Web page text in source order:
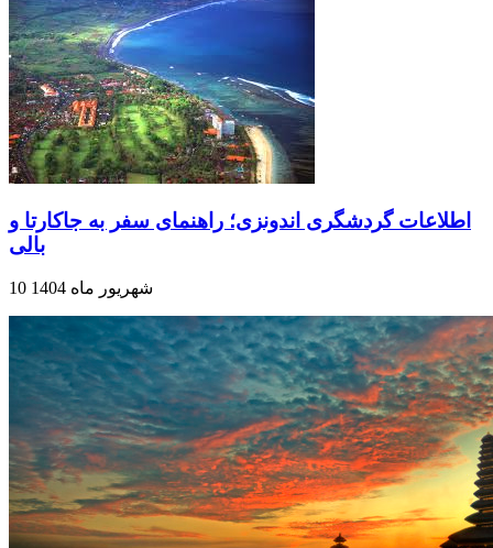
اطلاعات گردشگری اندونزی؛ راهنمای سفر به جاکارتا و
بالی
10 شهریور ماه 1404